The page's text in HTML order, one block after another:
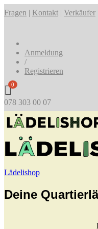
Fragen | Kontakt | Verkäufer
Anmeldung
/
Registrieren
0
078 303 00 07
Lädelishop
Deine